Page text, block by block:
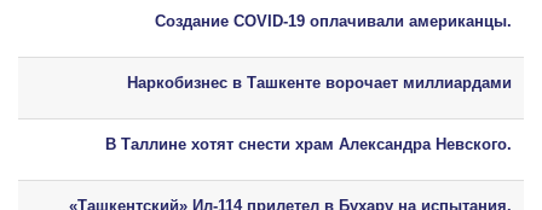
Создание COVID-19 оплачивали американцы.
Наркобизнес в Ташкенте ворочает миллиардами
В Таллине хотят снести храм Александра Невского.
«Ташкентский» Ил-114 прилетел в Бухару на испытания.